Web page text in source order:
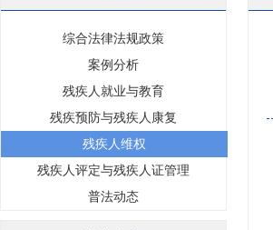
综合法律法规政策
案例分析
残疾人就业与教育
残疾预防与残疾人康复
残疾人维权
残疾人评定与残疾人证管理
普法动态